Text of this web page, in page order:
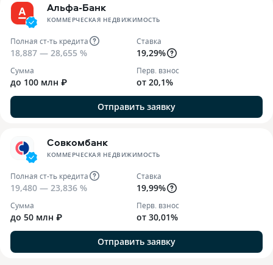
Альфа-Банк
КОММЕРЧЕСКАЯ НЕДВИЖИМОСТЬ
Полная ст-ть кредита
18,887 — 28,655 %
Ставка
19,29%
Сумма
до 100 млн ₽
Перв. взнос
от 20,1%
Отправить заявку
Совкомбанк
КОММЕРЧЕСКАЯ НЕДВИЖИМОСТЬ
Полная ст-ть кредита
19,480 — 23,836 %
Ставка
19,99%
Сумма
до 50 млн ₽
Перв. взнос
от 30,01%
Отправить заявку